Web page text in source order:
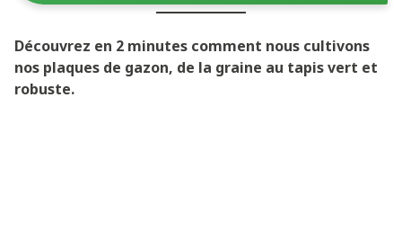
Découvrez en 2 minutes comment nous cultivons
nos plaques de gazon, de la graine au tapis vert et
robuste.